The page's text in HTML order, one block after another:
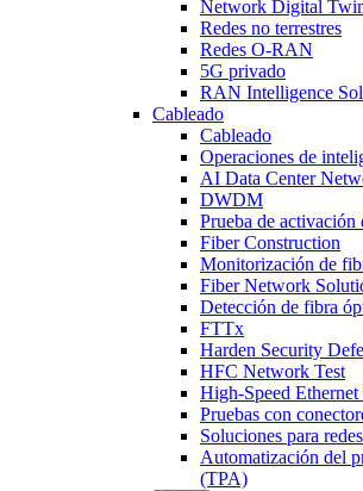
Network Digital
Redes no terrestres
Redes O-RAN
5G privado
RAN Intelligence
Cableado
Cableado
Operaciones de
AI Data Center
DWDM
Prueba de
Fiber Construction
Monitorización de
Fiber Network
Detección de fibra
FTTx
Harden Security
HFC Network Test
High-Speed Ethernet
Pruebas con
Soluciones para
Automatización del
(TPA)